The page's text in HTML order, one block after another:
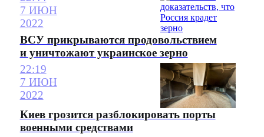
7 ИЮН
2022
ВСУ прикрываются продовольствием
и уничтожают украинское зерно
22:19
7 ИЮН
2022
Киев грозится разблокировать порты
военными средствами